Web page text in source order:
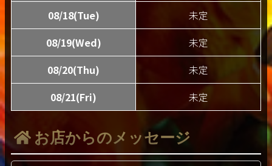
08/18(Tue)
未定
08/19(Wed)
未定
08/20(Thu)
未定
08/21(Fri)
未定
お店からのメッセージ